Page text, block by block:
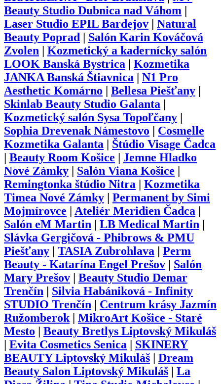
Beauty Studio Dubnica nad Váhom
Laser Studio EPIL Bardejov
Natural
Beauty Poprad
Salón Karin Kováčová
Zvolen
Kozmetický a kadernícky salón
LOOK Banská Bystrica
Kozmetika
JANKA Banská Štiavnica
N1 Pro
Aesthetic Komárno
Bellesa Piešťany
Skinlab Beauty Studio Galanta
Kozmetický salón Sysa Topoľčany
Sophia Drevenak Námestovo
Cosmelle
Kozmetika Galanta
Štúdio Visage Čadca
Beauty Room Košice
Jemne Hladko
Nové Zámky
Salón Viana Košice
Remingtonka štúdio Nitra
Kozmetika
Timea Nové Zámky
Permanent by Simi
Mojmírovce
Ateliér Meridien Čadca
Salón eM Martin
LB Medical Martin
Slávka Gergičová - Phibrows & PMU
Piešťany
TASIA Zubrohlava
Perm
Beauty - Katarína Engel Prešov
Salón
Mary Prešov
Beauty Studio Demar
Trenčín
Silvia Habániková - Infinity
STUDIO Trenčín
Centrum krásy Jazmín
Ružomberok| MikroArt Košice - Staré
Mesto
Beauty Bretlys Liptovský Mikuláš
Evita Cosmetics Senica
SKINERY
BEAUTY Liptovský Mikuláš
Dream
Beauty Salon Liptovský Mikuláš
La